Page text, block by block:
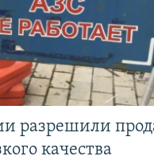
разрешили
качества